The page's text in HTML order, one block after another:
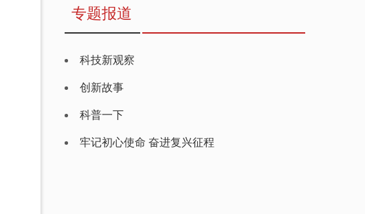
专题报道
科技新观察
创新故事
科普一下
牢记初心使命 奋进复兴征程